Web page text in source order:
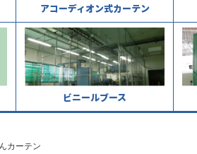
アコーディオン式カーテン
ビニールブース
カーテン